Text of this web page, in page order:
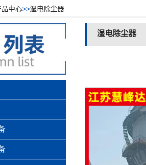
品中心>>湿电除尘器
湿电除尘器